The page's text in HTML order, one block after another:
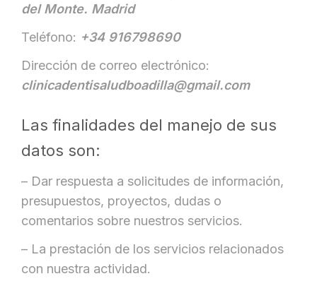
del Monte. Madrid
Teléfono: +34 916798690
Dirección de correo electrónico:
clinicadentisaludboadilla@gmail.com
Las finalidades del manejo de sus
datos son:
– Dar respuesta a solicitudes de información,
presupuestos, proyectos, dudas o
comentarios sobre nuestros servicios.
– La prestación de los servicios relacionados
con nuestra actividad.